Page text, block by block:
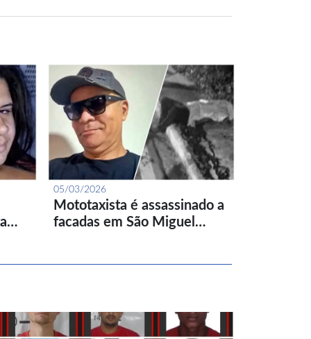
05/03/2026
Mototaxista é assassinado a
facadas em São Miguel…